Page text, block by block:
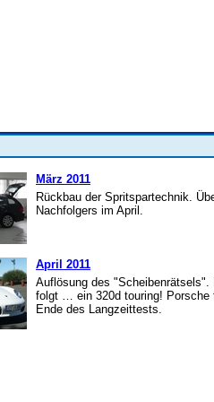
März 2011
Rückbau der Spritspartechnik.
Nachfolgers im April.
April 2011
Auflösung des "Scheibenrätsels".
folgt … ein 320d touring! Porsche
Ende des Langzeittests.